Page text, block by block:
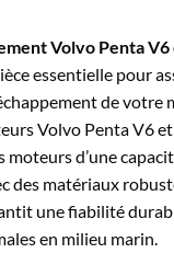
Volvo Penta
essentielle pour
de votre
Volvo Penta V6
d’une
des matériaux
une fiabilité
en milieu marin.